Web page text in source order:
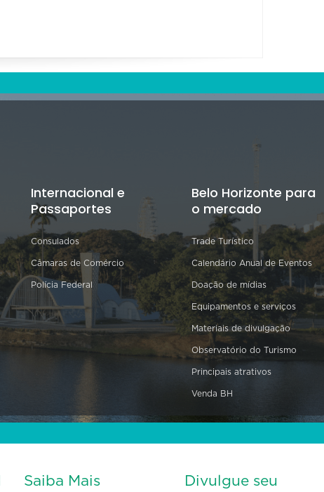
Internacional e
Passaportes
Consulados
Câmaras de Comércio
Polícia Federal
Belo Horizonte para
o mercado
Trade Turístico
Calendário Anual de Eventos
Doação de mídias
Equipamentos e serviços
Materiais de divulgação
Observatório do Turismo
Principais atrativos
Venda BH
Saiba Mais
Divulgue seu